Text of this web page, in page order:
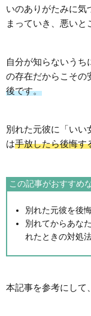
いのありがたみに気
まっていき、悪いと
自分が知らないう
の存在だからこその
後です。
別れた元彼に「いい
は手放したら後悔す
この記事がおすすめ
別れた元彼を後
別れてからあな
れたときの対処
本記事を参考にして